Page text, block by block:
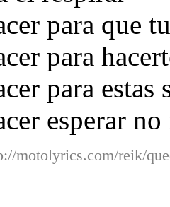
para que
para
para estas
esperar
motolyrics.com/reik/